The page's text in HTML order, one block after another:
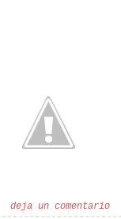
deja un comentario